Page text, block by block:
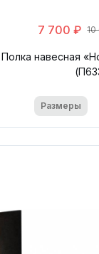
7 700 ₽ 10
Полка навесная
Размеры